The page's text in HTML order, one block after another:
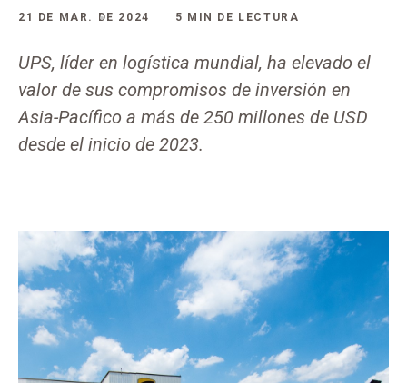
21 DE MAR. DE 2024 5 MIN DE LECTURA
UPS, líder en logística mundial, ha elevado el
valor de sus compromisos de inversión en
Asia-Pacífico a más de 250 millones de USD
desde el inicio de 2023.